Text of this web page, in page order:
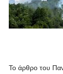
Το άρθρο του